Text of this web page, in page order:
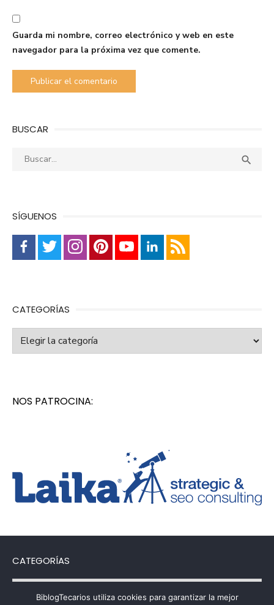
Guarda mi nombre, correo electrónico y web en este
navegador para la próxima vez que comente.
BUSCAR
Buscar: 
SÍGUENOS
CATEGORÍAS
Categorías
NOS PATROCINA:
CATEGORÍAS
Categorías
BiblogTecarios utiliza cookies para garantizar la mejor